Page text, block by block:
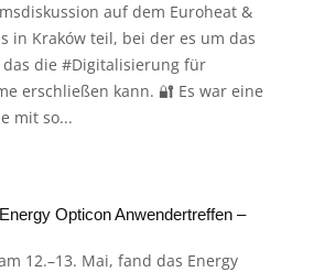
auf dem Euroheat &
in Kraków teil, bei der es um das
das die #Digitalisierung für
erschließen kann. 🔐 Es war eine
mit so...
Opticon Anwendertreffen –
12.–13. Mai, fand das Energy